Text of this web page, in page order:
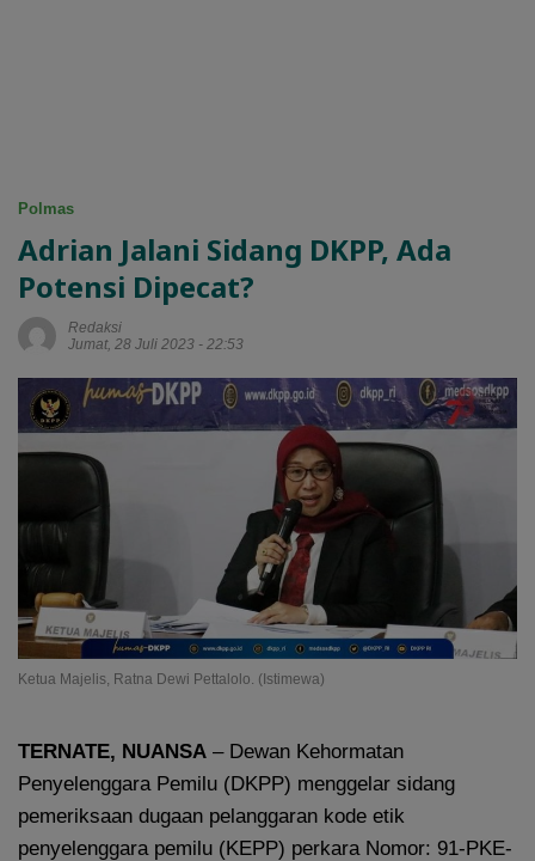
Polmas
Adrian Jalani Sidang DKPP, Ada
Potensi Dipecat?
Redaksi
Jumat, 28 Juli 2023 - 22:53
Ketua Majelis, Ratna Dewi Pettalolo. (Istimewa)
TERNATE, NUANSA – Dewan Kehormatan
Penyelenggara Pemilu (DKPP) menggelar sidang
pemeriksaan dugaan pelanggaran kode etik
penyelenggara pemilu (KEPP) perkara Nomor: 91-PKE-